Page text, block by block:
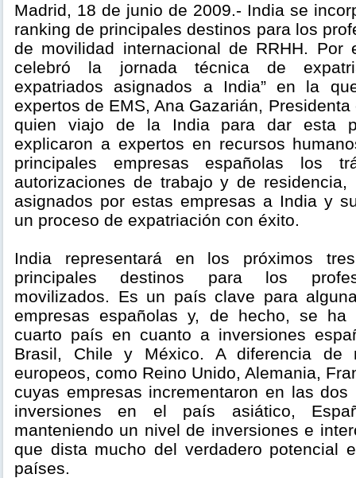
Madrid, 18 de junio de 2009.- India se
ranking de principales destinos para los
de movilidad internacional de RRHH. Por
celebró la jornada técnica de
expatriados asignados a India” en la
expertos de EMS, Ana Gazarián,
quien viajo de la India para dar esta
explicaron a expertos en recursos
principales empresas españolas los
autorizaciones de trabajo y de residencia,
asignados por estas empresas a India y
un proceso de expatriación con éxito.
India representará en los próximos
principales destinos para los
movilizados. Es un país clave para
empresas españolas y, de hecho, se
cuarto país en cuanto a inversiones
Brasil, Chile y México. A diferencia de
europeos, como Reino Unido, Alemania,
cuyas empresas incrementaron en las
inversiones en el país asiático,
manteniendo un nivel de inversiones e
que dista mucho del verdadero potencial
países.